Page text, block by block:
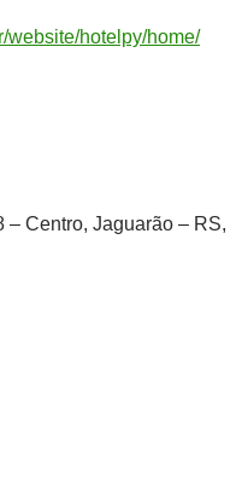
website/hotelpy/home/
– Centro, Jaguarão – RS,